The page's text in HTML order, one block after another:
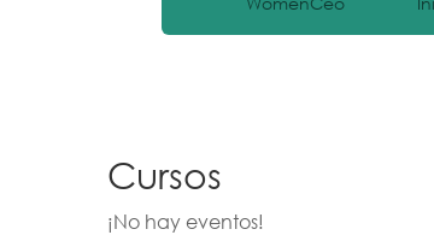
Cursos
¡No hay eventos!